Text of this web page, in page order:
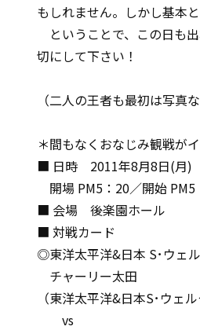
もしれません。しかし基本
ということで、この日も
切にして下さい！
（二人の王者も最初は写真
＊間もなくおなじみ観戦が
■ 日時 2011年8月8日(月)
開場 PM5：20／開始 PM5
■ 会場 後楽園ホール
■ 対戦カード
◎東洋太平洋&日本 S･ウェ
チャーリー太田
（東洋太平洋&日本S･ウェ
vs